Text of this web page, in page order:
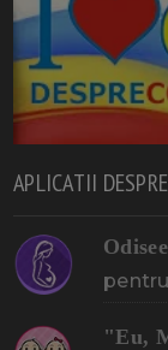
APLICATII
"Eu,